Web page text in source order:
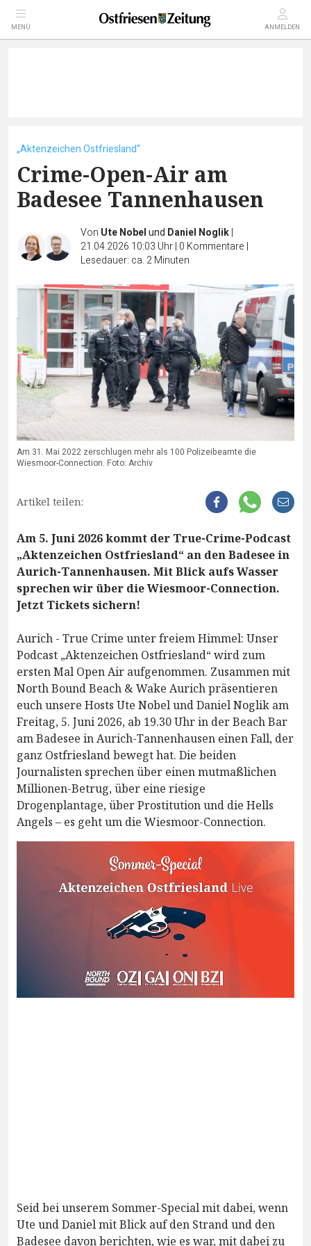
MENÜ ANMELDEN
„Aktenzeichen Ostfriesland“
Crime-Open-Air am
Badesee Tannenhausen
Von Ute Nobelund Daniel Noglik|
21.04.2026 10:03 Uhr| 0 Kommentare |
Lesedauer: ca. 2 Minuten
Am 31. Mai 2022 zerschlugen mehr als 100 Polizeibeamte die
Wiesmoor-Connection. Foto: Archiv
Artikel teilen:
Am 5. Juni 2026 kommt der True-Crime-Podcast
„Aktenzeichen Ostfriesland“ an den Badesee in
Aurich-Tannenhausen. Mit Blick aufs Wasser
sprechen wir über die Wiesmoor-Connection.
Jetzt Tickets sichern!
Aurich - True Crime unter freiem Himmel: Unser
Podcast „Aktenzeichen Ostfriesland“ wird zum
ersten Mal Open Air aufgenommen. Zusammen mit
North Bound Beach & Wake Aurich präsentieren
euch unsere Hosts Ute Nobel und Daniel Noglik am
Freitag, 5. Juni 2026, ab 19.30 Uhr in der Beach Bar
am Badesee in Aurich-Tannenhausen einen Fall, der
ganz Ostfriesland bewegt hat. Die beiden
Journalisten sprechen über einen mutmaßlichen
Millionen-Betrug, über eine riesige
Drogenplantage, über Prostitution und die Hells
Angels – es geht um die Wiesmoor-Connection.
Seid bei unserem Sommer-Special mit dabei, wenn
Ute und Daniel mit Blick auf den Strand und den
Badesee davon berichten, wie es war, mit dabei zu